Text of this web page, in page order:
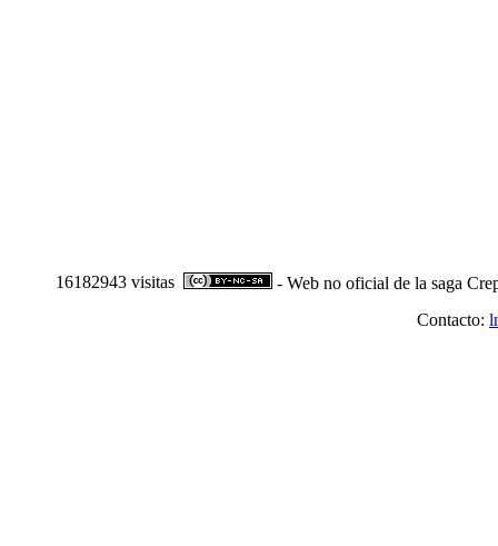
16182943 visitas
- Web no oficial de la saga
Contacto: